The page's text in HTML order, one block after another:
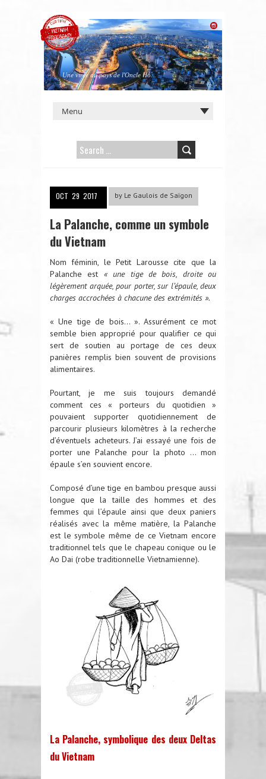
Une virée au pays de l'Oncle Hô...
SEARCH
OCT 29 2017 by Le Gaulois de Saïgon
La Palanche, comme un symbole
du Vietnam
Nom féminin, le Petit Larousse cite que la
Palanche est « une tige de bois, droite ou
légèrement arquée, pour porter, sur l’épaule, deux
charges accrochées à chacune des extrémités ».
« Une tige de bois… ». Assurément ce mot
semble bien approprié pour qualifier ce qui
sert de soutien au portage de ces deux
panières remplis bien souvent de provisions
alimentaires.
Pourtant, je me suis toujours demandé
comment ces « porteurs du quotidien »
pouvaient supporter quotidiennement de
parcourir plusieurs kilomètres à la recherche
d’éventuels acheteurs. J’ai essayé une fois de
porter une Palanche pour la photo … mon
épaule s’en souvient encore.
Composé d’une tige en bambou presque aussi
longue que la taille des hommes et des
femmes qui l’épaule ainsi que deux paniers
réalisés avec la même matière, la Palanche
est le symbole même de ce Vietnam encore
traditionnel tels que le chapeau conique ou le
Ao Dai (robe traditionnelle Vietnamienne).
La Palanche, symbolique des deux Deltas
du Vietnam